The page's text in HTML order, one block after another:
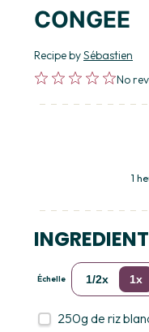
CONGEE
Recipe bySébastien
5
4
3
2
1 No
1
Échelle 1/2x 1x
250g de riz